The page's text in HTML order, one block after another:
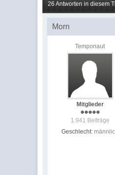
26 Antworten in diesem
Morn
Temponaut
Mitglieder
1.941 Beiträge
Geschlecht: